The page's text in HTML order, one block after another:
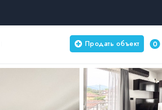
0
Продать объект